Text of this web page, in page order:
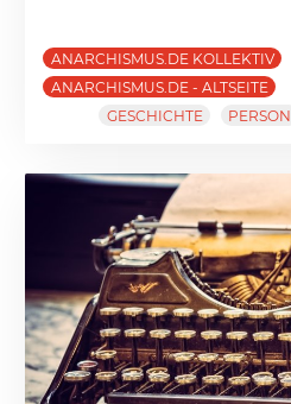
ANARCHISMUS.DE KOLLEKTIV
ANARCHISMUS.DE - ALTSEITE
GESCHICHTE
PERSON